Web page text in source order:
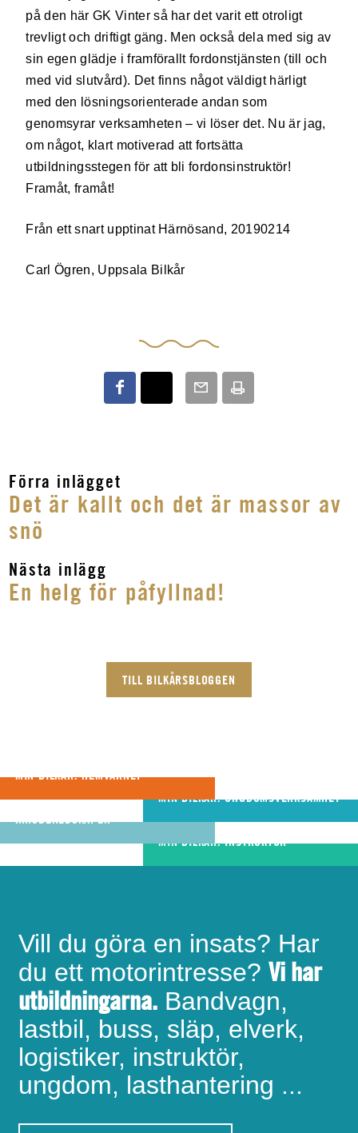
på den här GK Vinter så har det varit ett otroligt
trevligt och driftigt gäng. Men också dela med sig av
sin egen glädje i framförallt fordonstjänsten (till och
med vid slutvård). Det finns något väldigt härligt
med den lösningsorienterade andan som
genomsyrar verksamheten – vi löser det. Nu är jag,
om något, klart motiverad att fortsätta
utbildningsstegen för att bli fordonsinstruktör!
Framåt, framåt!
Från ett snart upptinat Härnösand, 20190214
Carl Ögren, Uppsala Bilkår
Förra inlägget
Det är kallt och det är massor av
snö
Nästa inlägg
En helg för påfyllnad!
TILL BILKÅRSBLOGGEN
MIN BILKÅR: HEMVÄRNET
ungdomar utvecklas
MIN BILKÅR: UNGDOMSVERKSAMHET
Annika tycker det är
att hjälpa varandra
MIN BILKÅR: CIVILA
KRISBEREDSKAPEN
förutsättningar att bli
riktigt bra
bandvagnsförare
MIN BILKÅR: INSTRUKTÖR
Vill du göra en insats? Har
du ett motorintresse? Vi har
utbildningarna. Bandvagn,
lastbil, buss, släp, elverk,
logistiker, instruktör,
ungdom, lasthantering ...